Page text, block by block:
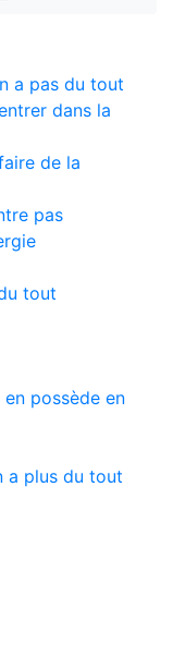
a pas du tout
dans la
de la
pas
tout
possède en
a plus du tout